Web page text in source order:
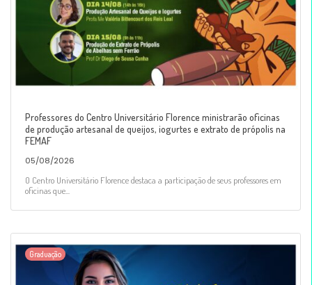
Professores do Centro Universitário Florence ministrarão oficinas
de produção artesanal de queijos, iogurtes e extrato de própolis na
FEMAF
05/08/2026
O Centro Universitário Florence destaca a participação de seus professores em
oficinas que...
Graduação